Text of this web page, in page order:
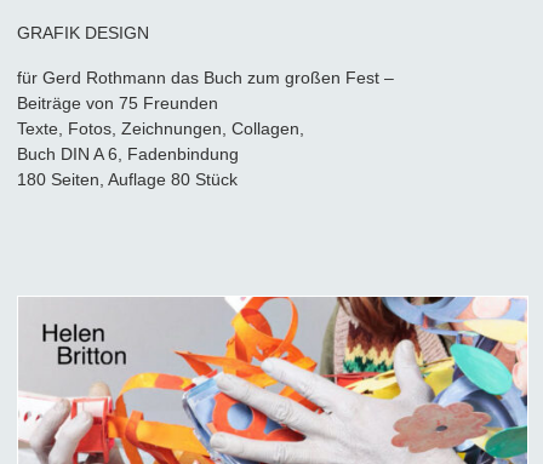
GRAFIK DESIGN
für Gerd Rothmann das Buch zum großen Fest –
Beiträge von 75 Freunden
Texte, Fotos, Zeichnungen, Collagen,
Buch DIN A 6, Fadenbindung
180 Seiten, Auflage 80 Stück